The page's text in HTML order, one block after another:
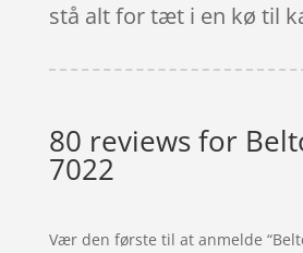
stå alt for tæt i en kø til
80 reviews for
7022
Vær den første til at anmelde